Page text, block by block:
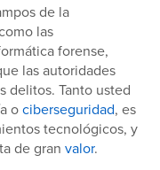
de la
las
forense,
las autoridades
delitos. Tanto usted
ociberseguridad, es
tecnológicos, y
de gran valor.